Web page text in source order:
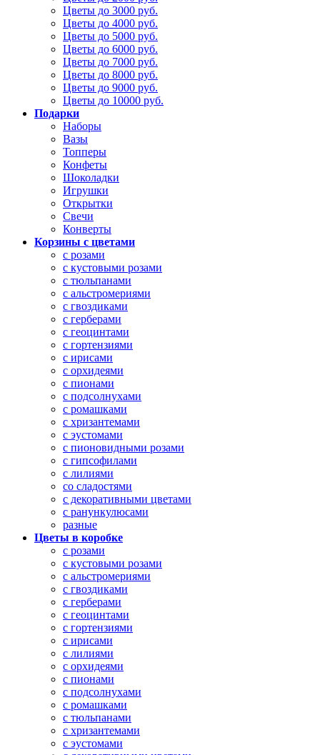
Цветы до 3000 руб.
Цветы до 4000 руб.
Цветы до 5000 руб.
Цветы до 6000 руб.
Цветы до 7000 руб.
Цветы до 8000 руб.
Цветы до 9000 руб.
Цветы до 10000 руб.
Подарки
Наборы
Вазы
Топперы
Конфеты
Шоколадки
Игрушки
Открытки
Свечи
Конверты
Корзины с цветами
с розами
с кустовыми розами
с тюльпанами
с альстромериями
с гвоздиками
с герберами
с геоцинтами
с гортензиями
с ирисами
с орхидеями
с пионами
с подсолнухами
с ромашками
с хризантемами
с эустомами
с пионовидными розами
с гипсофилами
с лилиями
со сладостями
с декоративными цветами
с ранункулюсами
разные
Цветы в коробке
с розами
с кустовыми розами
с альстромериями
с гвоздиками
с герберами
с геоцинтами
с гортензиями
с ирисами
с лилиями
с орхидеями
с пионами
с подсолнухами
с ромашками
с тюльпанами
с хризантемами
с эустомами